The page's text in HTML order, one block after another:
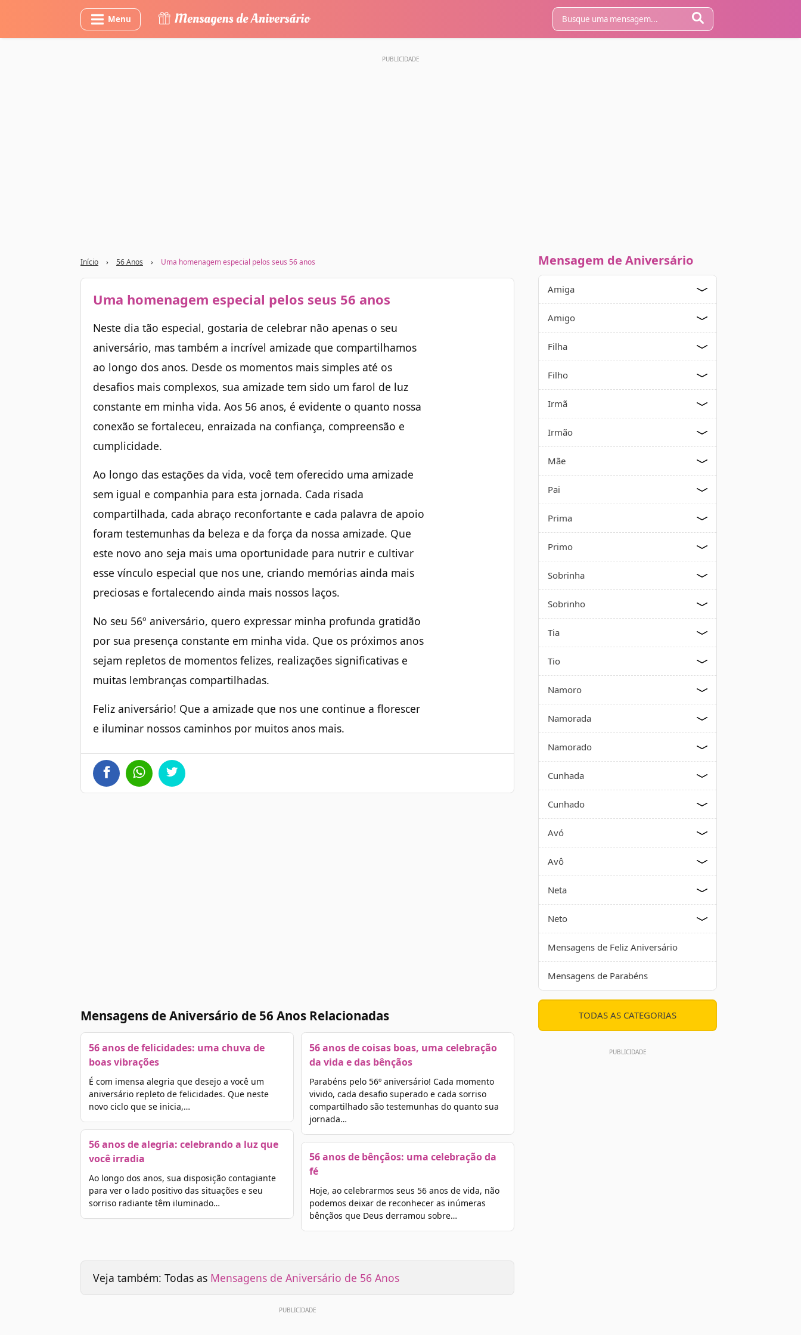
Menu
Início › 56 Anos › Uma homenagem especial pelos seus 56 anos
Uma homenagem especial pelos seus 56 anos
Neste dia tão especial, gostaria de celebrar não apenas o seu
aniversário, mas também a incrível amizade que compartilhamos
ao longo dos anos. Desde os momentos mais simples até os
desafios mais complexos, sua amizade tem sido um farol de luz
constante em minha vida. Aos 56 anos, é evidente o quanto nossa
conexão se fortaleceu, enraizada na confiança, compreensão e
cumplicidade.
Ao longo das estações da vida, você tem oferecido uma amizade
sem igual e companhia para esta jornada. Cada risada
compartilhada, cada abraço reconfortante e cada palavra de apoio
foram testemunhas da beleza e da força da nossa amizade. Que
este novo ano seja mais uma oportunidade para nutrir e cultivar
esse vínculo especial que nos une, criando memórias ainda mais
preciosas e fortalecendo ainda mais nossos laços.
No seu 56º aniversário, quero expressar minha profunda gratidão
por sua presença constante em minha vida. Que os próximos anos
sejam repletos de momentos felizes, realizações significativas e
muitas lembranças compartilhadas.
Feliz aniversário! Que a amizade que nos une continue a florescer
e iluminar nossos caminhos por muitos anos mais.
Mensagens de Aniversário de 56 Anos Relacionadas
56 anos de felicidades: uma chuva de
boas vibrações
É com imensa alegria que desejo a você um
aniversário repleto de felicidades. Que neste
novo ciclo que se inicia,…
56 anos de alegria: celebrando a luz que
você irradia
Ao longo dos anos, sua disposição contagiante
para ver o lado positivo das situações e seu
sorriso radiante têm iluminado…
56 anos de coisas boas, uma celebração
da vida e das bênçãos
Parabéns pelo 56º aniversário! Cada momento
vivido, cada desafio superado e cada sorriso
compartilhado são testemunhas do quanto sua
jornada…
56 anos de bênçãos: uma celebração da
fé
Hoje, ao celebrarmos seus 56 anos de vida, não
podemos deixar de reconhecer as inúmeras
bênçãos que Deus derramou sobre…
Veja também: Todas as Mensagens de Aniversário de 56 Anos
Mensagem de Aniversário
Amiga
Amigo
Filha
Filho
Irmã
Irmão
Mãe
Pai
Prima
Primo
Sobrinha
Sobrinho
Tia
Tio
Namoro
Namorada
Namorado
Cunhada
Cunhado
Avó
Avô
Neta
Neto
Mensagens de Feliz Aniversário
Mensagens de Parabéns
TODAS AS CATEGORIAS